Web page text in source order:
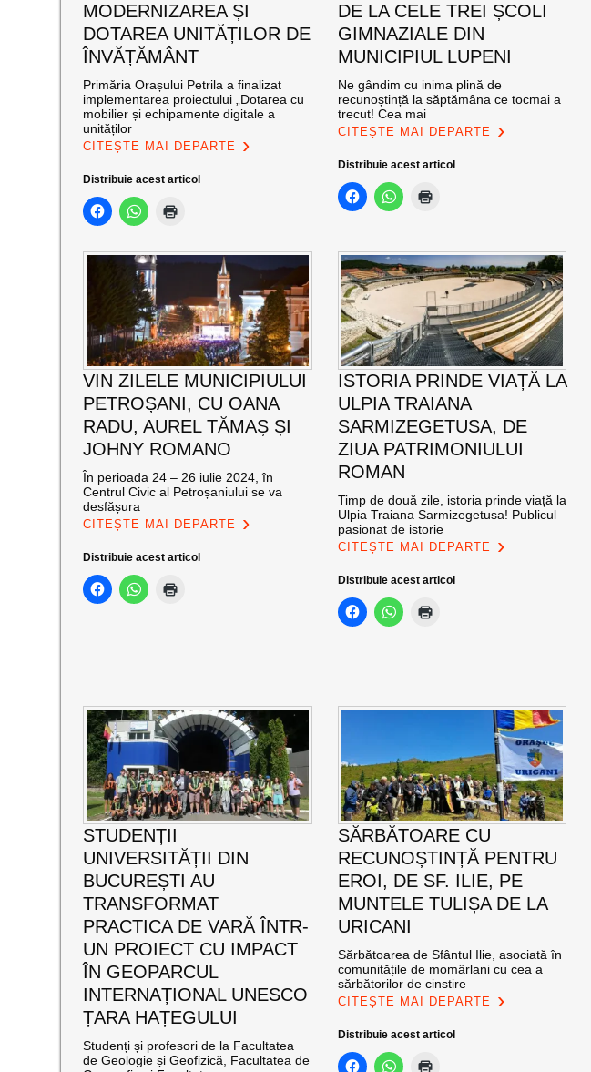
MODERNIZAREA ȘI
DOTAREA UNITĂȚILOR DE
ÎNVĂȚĂMÂNT
Primăria Orașului Petrila a finalizat
implementarea proiectului „Dotarea cu
mobilier și echipamente digitale a
unităților
CITEȘTE MAI DEPARTE
Distribuie acest articol
DE LA CELE TREI ȘCOLI
GIMNAZIALE DIN
MUNICIPIUL LUPENI
Ne gândim cu inima plină de
recunoștință la săptămâna ce tocmai a
trecut! Cea mai
CITEȘTE MAI DEPARTE
Distribuie acest articol
VIN ZILELE MUNICIPIULUI
PETROȘANI, CU OANA
RADU, AUREL TĂMAȘ ȘI
JOHNY ROMANO
În perioada 24 – 26 iulie 2024, în
Centrul Civic al Petroșaniului se va
desfășura
CITEȘTE MAI DEPARTE
Distribuie acest articol
ISTORIA PRINDE VIAȚĂ LA
ULPIA TRAIANA
SARMIZEGETUSA, DE
ZIUA PATRIMONIULUI
ROMAN
Timp de două zile, istoria prinde viață la
Ulpia Traiana Sarmizegetusa! Publicul
pasionat de istorie
CITEȘTE MAI DEPARTE
Distribuie acest articol
STUDENȚII
UNIVERSITĂȚII DIN
BUCUREȘTI AU
TRANSFORMAT
PRACTICA DE VARĂ ÎNTR-
UN PROIECT CU IMPACT
ÎN GEOPARCUL
INTERNAȚIONAL UNESCO
ȚARA HAȚEGULUI
Studenți și profesori de la Facultatea
de Geologie și Geofizică, Facultatea de
SĂRBĂTOARE CU
RECUNOȘTINȚĂ PENTRU
EROI, DE SF. ILIE, PE
MUNTELE TULIȘA DE LA
URICANI
Sărbătoarea de Sfântul Ilie, asociată în
comunitățile de momârlani cu cea a
sărbătorilor de cinstire
CITEȘTE MAI DEPARTE
Distribuie acest articol